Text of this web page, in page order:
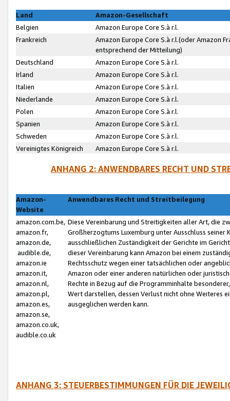
Land
Amazon-Gesellschaft
Belgien
Amazon Europe Core S.à r.l.
Frankreich
Amazon Europe Core S.à r.l.(oder Amazon
entsprechend der Mitteilung)
Deutschland
Amazon Europe Core S.à r.l.
Irland
Amazon Europe Core S.à r.l.
Italien
Amazon Europe Core S.à r.l.
Niederlande
Amazon Europe Core S.à r.l.
Polen
Amazon Europe Core S.à r.l.
Spanien
Amazon Europe Core S.à r.l.
Schweden
Amazon Europe Core S.à r.l.
Vereinigtes Königreich
Amazon Europe Core S.à r.l.
ANHANG 2: ANWENDBARES RECHT UND
Amazon-
Website
Anwendbares Recht und Streitbeilegung
amazon.com.be,
amazon.fr,
amazon.de,
audible.de,
amazon.ie
amazon.it,
amazon.nl,
amazon.pl,
amazon.es,
amazon.se,
amazon.co.uk,
audible.co.uk
Diese Vereinbarung und Streitigkeiten aller Art, die
Großherzogtums Luxemburg unter Ausschluss
ausschließlichen Zuständigkeit der Gerichte im
dieser Vereinbarung kann Amazon bei einem
Rechtsschutz wegen einer tatsächlichen oder
Amazon oder einer anderen natürlichen oder
Rechte in Bezug auf die Programminhalte
Wert darstellen, dessen Verlust nicht ohne Weiteres
ausgeglichen werden kann.
ANHANG 3: STEUERBESTIMMUNGEN FÜR DIE